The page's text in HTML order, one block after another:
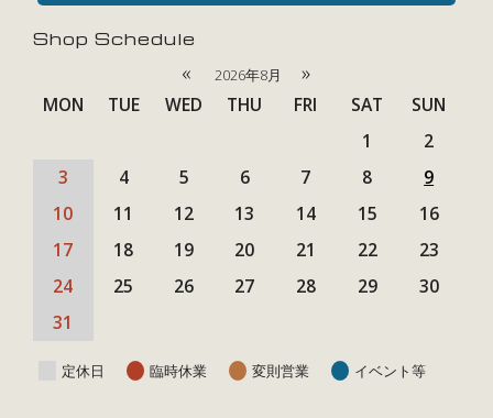
Shop Schedule
« 2026年8月 »
MON TUE WED THU FRI SAT
SUN
1
2
3
4 5 6 7 8
9
10
11 12 13 14 15
16
17
18 19 20 21 22
23
24
25 26 27 28 29
30
31
定休日 臨時休業 変則営業 イベント等